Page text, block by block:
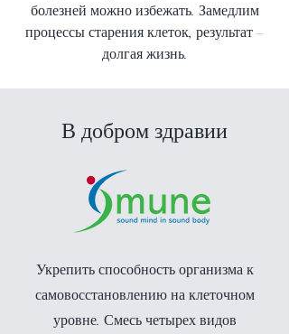
болезней можно избежать. Замедлим
процессы старения клеток, результат –
долгая жизнь.
В добром здравии
Укрепить способность организма к
самовосстановлению на клеточном
уровне. Смесь четырех видов